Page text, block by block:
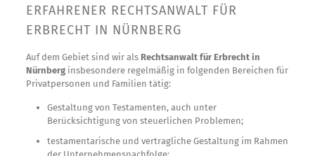
ERFAHRENER RECHTSANWALT FÜR
ERBRECHT IN NÜRNBERG
Auf dem Gebiet sind wir als Rechtsanwalt für Erbrecht in
Nürnberginsbesondere regelmäßig in folgenden Bereichen für
Privatpersonen und Familien tätig:
Gestaltung von Testamenten, auch unter
Berücksichtigung von steuerlichen Problemen;
testamentarische und vertragliche Gestaltung im Rahmen
der Unternehmensnachfolge;